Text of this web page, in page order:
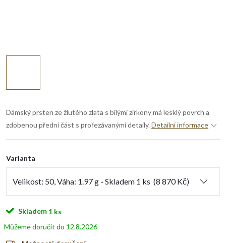
Dámský prsten ze žlutého zlata s bílými zirkony má lesklý povrch a
zdobenou přední část s prořezávanými detaily. Detailní informace
Varianta
Skladem 1 ks
12.8.2026